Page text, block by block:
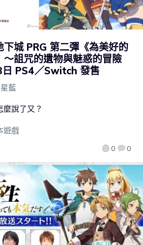
下城 PRG 第二彈《為美好的
～詛咒的遺物與魅惑的冒險
PS4／Switch 發售
星藍
0 0
說了又？
遊戲